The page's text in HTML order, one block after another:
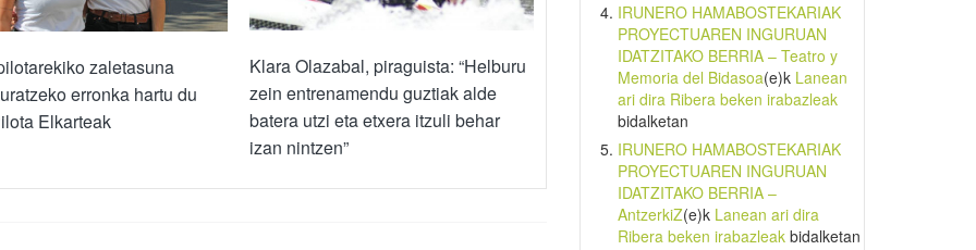
zaletasuna
erronka hartu du
Elkarteak
Klara Olazabal, piraguista: “Helburu
zein entrenamendu guztiak alde
batera utzi eta etxera itzuli behar
izan nintzen”
IRUNERO HAMABOSTEKARIAK
PROYECTUAREN INGURUAN
IDATZITAKO BERRIA – Teatro y
Memoria del Bidasoa(e)k Lanean
ari dira Ribera beken irabazleak
bidalketan
IRUNERO HAMABOSTEKARIAK
PROYECTUAREN INGURUAN
IDATZITAKO BERRIA –
AntzerkiZ(e)k Lanean ari dira
Ribera beken irabazleakbidalketan